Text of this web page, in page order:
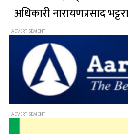
अधिकारी नारायणप्रसाद
- ADVERTISEMENT -
- ADVERTISEMENT -